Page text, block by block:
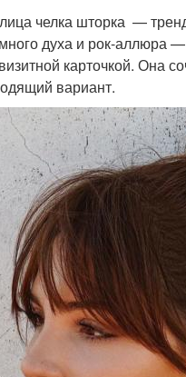
челка шторка —
духа и рок-
карточкой. Она
вариант.